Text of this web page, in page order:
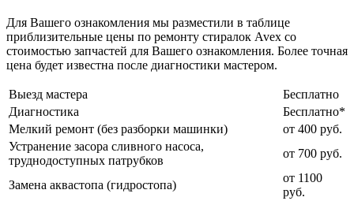
Для Вашего ознакомления мы разместили в таблице
приблизительные цены по ремонту стиралок Avex со
стоимостью запчастей для Вашего ознакомления. Более точная
цена будет известна после диагностики мастером.
Выезд мастера
Бесплатно
Диагностика
Бесплатно*
Мелкий ремонт (без разборки машинки)
от 400 руб.
Устранение засора сливного насоса,
труднодоступных патрубков
от 700 руб.
Замена аквастопа (гидростопа)
от 1100
руб.